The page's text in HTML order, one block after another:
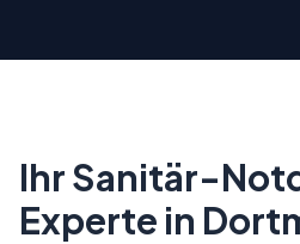
Ihr Sanitär-
Experte in